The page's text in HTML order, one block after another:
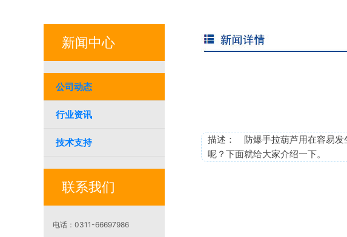
新闻中心
公司动态
行业资讯
技术支持
联系我们
电话： 0311-66697986
描述： 防爆手拉葫芦用在容易发
呢？下面就给大家介绍一下。